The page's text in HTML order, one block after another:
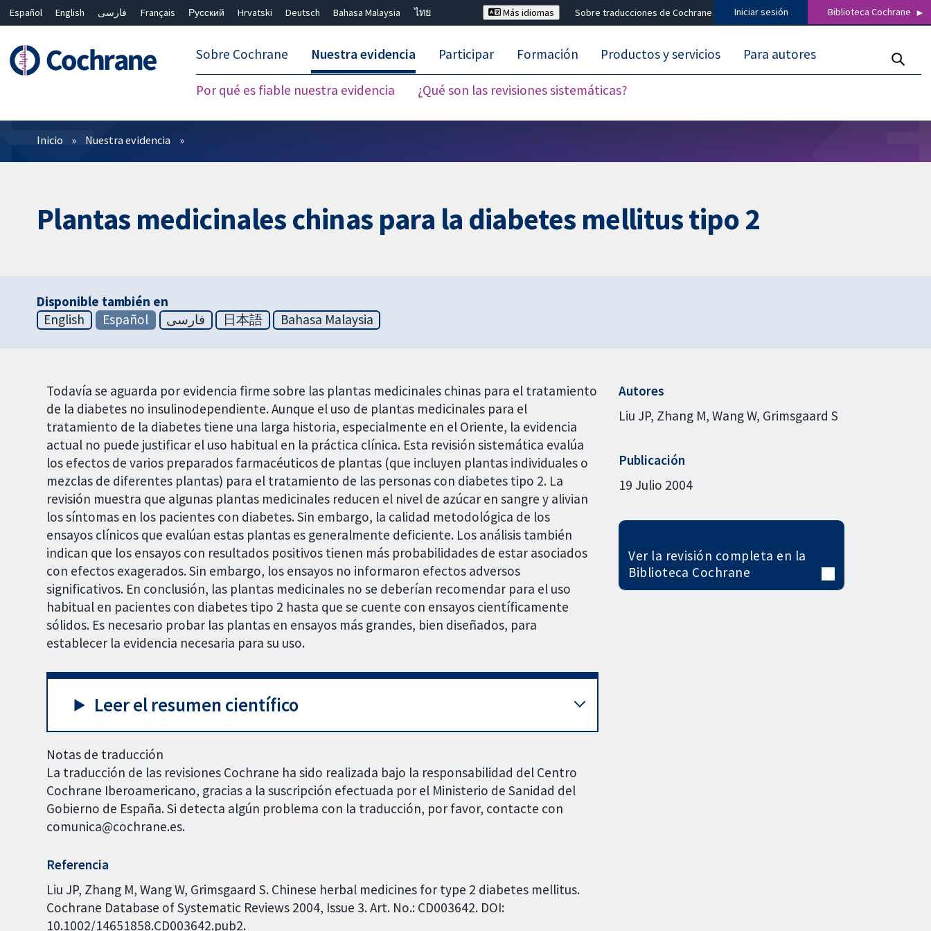
Español English فارسی Français Русский Hrvatski Deutsch Bahasa Malaysia
ไทย
Más idiomas Sobre traducciones de Cochrane Iniciar sesión Biblioteca Cochrane
Sobre Cochrane Nuestra evidencia
Por qué es fiable nuestra evidencia ¿Qué son las revisiones sistemáticas?
Participar Formación Productos y servicios Para autores
Filtros
Inicio Nuestra evidencia
Plantas medicinales chinas para la diabetes mellitus tipo 2
Disponible también en
English
Español فارسی 日本語 Bahasa Malaysia
Todavía se aguarda por evidencia firme sobre las plantas medicinales chinas para el tratamiento
de la diabetes no insulinodependiente. Aunque el uso de plantas medicinales para el
tratamiento de la diabetes tiene una larga historia, especialmente en el Oriente, la evidencia
actual no puede justificar el uso habitual en la práctica clínica. Esta revisión sistemática evalúa
los efectos de varios preparados farmacéuticos de plantas (que incluyen plantas individuales o
mezclas de diferentes plantas) para el tratamiento de las personas con diabetes tipo 2. La
revisión muestra que algunas plantas medicinales reducen el nivel de azúcar en sangre y alivian
los síntomas en los pacientes con diabetes. Sin embargo, la calidad metodológica de los
ensayos clínicos que evalúan estas plantas es generalmente deficiente. Los análisis también
indican que los ensayos con resultados positivos tienen más probabilidades de estar asociados
con efectos exagerados. Sin embargo, los ensayos no informaron efectos adversos
significativos. En conclusión, las plantas medicinales no se deberían recomendar para el uso
habitual en pacientes con diabetes tipo 2 hasta que se cuente con ensayos científicamente
sólidos. Es necesario probar las plantas en ensayos más grandes, bien diseñados, para
establecer la evidencia necesaria para su uso.
Leer el resumen científico
Notas de traducción
La traducción de las revisiones Cochrane ha sido realizada bajo la responsabilidad del Centro
Cochrane Iberoamericano, gracias a la suscripción efectuada por el Ministerio de Sanidad del
Gobierno de España. Si detecta algún problema con la traducción, por favor, contacte con
comunica@cochrane.es.
Referencia
Liu JP, Zhang M, Wang W, Grimsgaard S. Chinese herbal medicines for type 2 diabetes mellitus.
Cochrane Database of Systematic Reviews 2004, Issue 3. Art. No.: CD003642. DOI:
10.1002/14651858.CD003642.pub2.
Autores
Liu JP Zhang M Wang W Grimsgaard S
Publicación
19 Julio 2004
Ver la revisión completa en la
Biblioteca Cochrane